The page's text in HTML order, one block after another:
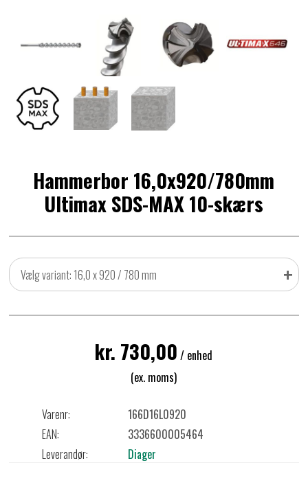
Hammerbor 16,0x920/780mm
Ultimax SDS-MAX 10-skærs
Vælg variant: 16,0 x 920 / 780 mm +
kr. 730,00 / enhed
(ex. moms)
Varenr:
166D16L0920
EAN:
3336600005464
Leverandør:
Diager